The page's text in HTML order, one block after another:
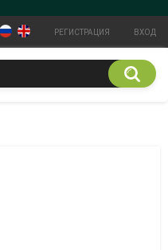
РЕГИСТРАЦИЯ ВХОД